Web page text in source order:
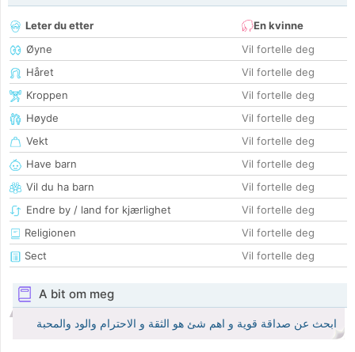
Leter du etter
En kvinne
Øyne
Vil fortelle deg
Håret
Vil fortelle deg
Kroppen
Vil fortelle deg
Høyde
Vil fortelle deg
Vekt
Vil fortelle deg
Have barn
Vil fortelle deg
Vil du ha barn
Vil fortelle deg
Endre by / land for kjærlighet
Vil fortelle deg
Religionen
Vil fortelle deg
Sect
Vil fortelle deg
A bit om meg
ابحث عن صداقة قوية و اهم شئ هو الثقة و الاحترام والود والمحبة